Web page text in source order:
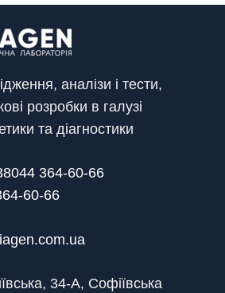
аналізи і тести,
розробки в галузі
та діагностики
364-60-66
60-66
34-А, Софіївська